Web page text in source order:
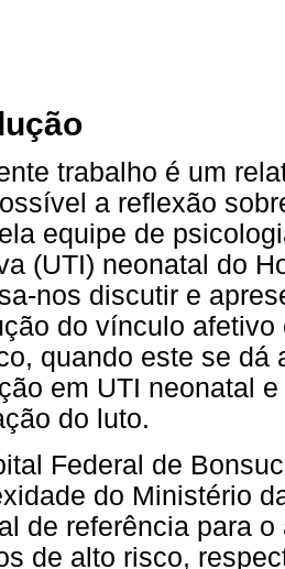
trabalho é um
a reflexão
equipe de
(UTI) neonatal do
nos discutir e
do vínculo
quando este se dá
em UTI neonatal
do luto.
Federal de
do Ministério
de referência para
de alto risco,